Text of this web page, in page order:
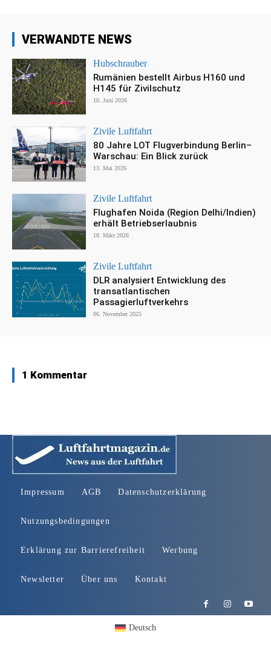
VERWANDTE NEWS
Hubschrauber
Rumänien bestellt Airbus H160 und
H145 für Zivilschutz
10. Juni 2026
Zivile Luftfahrt
80 Jahre LOT Flugverbindung Berlin–
Warschau: Ein Blick zurück
13. Mai 2026
Zivile Luftfahrt
Flughafen Noida (Region Delhi/Indien)
erhält Betriebserlaubnis
18. März 2026
Zivile Luftfahrt
DLR analysiert Entwicklung des
transatlantischen
Passagierluftverkehrs
06. November 2025
1 Kommentar
Impressum AGB Datenschutzerklärung
Nutzungsbedingungen
Erklärung zur Barrierefreiheit Werbung
Newsletter Über uns Kontakt
Deutsch